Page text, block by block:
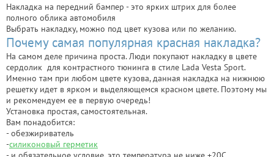
Накладка на передний бампер - это ярких штрих для более
полного облика автомобиля
Выбрать накладку, можно под цвет кузова или по желанию.
Почему самая популярная красная накладка?
На самом деле причина проста. Люди покупают накладку в цвете
сердолик для контрастного тюнинга в стиле Lada Vesta Sport.
Именно там при любом цвете кузова, данная накладка на нижнюю
решетку идет в ярком и выделяющемся красном цвете. Поэтому мы
и рекомендуем ее в первую очередь!
Установка простая, самостоятельная.
Вам понадобится:
- обезжириватель
-силиконовый герметик